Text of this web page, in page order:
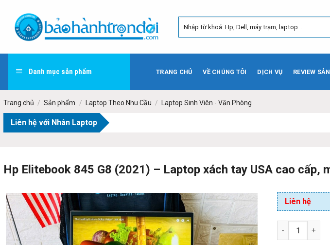
content
Danh mục sản phẩm TRANG CHỦ VỀ CHÚNG TÔI DỊCH VỤ REVIEW
Trang chủ / Sản phẩm / Laptop Theo Nhu Cầu / Laptop Sinh Viên - Văn Phòng
Liên hệ với Nhân Laptop
Hp Elitebook 845 G8 (2021) – Laptop xách tay USA cao cấp,
Liên hệ